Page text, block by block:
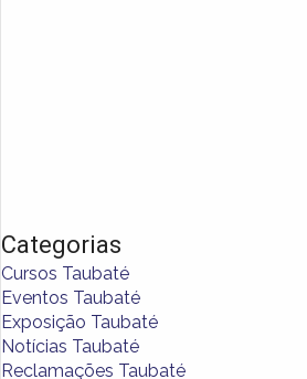
Categorias
Cursos Taubaté
Eventos Taubaté
Exposição Taubaté
Notícias Taubaté
Reclamações Taubaté